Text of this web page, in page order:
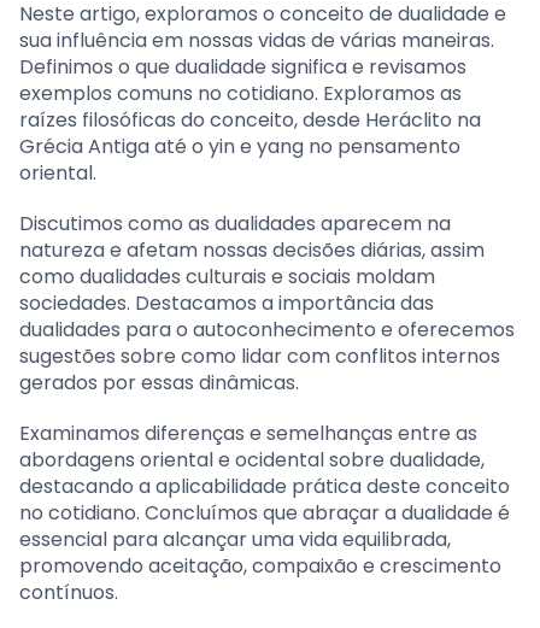
Neste artigo, exploramos o conceito de dualidade e
sua influência em nossas vidas de várias maneiras.
Definimos o que dualidade significa e revisamos
exemplos comuns no cotidiano. Exploramos as
raízes filosóficas do conceito, desde Heráclito na
Grécia Antiga até o yin e yang no pensamento
oriental.
Discutimos como as dualidades aparecem na
natureza e afetam nossas decisões diárias, assim
como dualidades culturais e sociais moldam
sociedades. Destacamos a importância das
dualidades para o autoconhecimento e oferecemos
sugestões sobre como lidar com conflitos internos
gerados por essas dinâmicas.
Examinamos diferenças e semelhanças entre as
abordagens oriental e ocidental sobre dualidade,
destacando a aplicabilidade prática deste conceito
no cotidiano. Concluímos que abraçar a dualidade é
essencial para alcançar uma vida equilibrada,
promovendo aceitação, compaixão e crescimento
contínuos.